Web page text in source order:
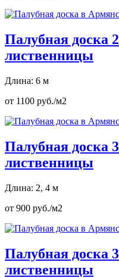
Палубная доска
лиственницы
Длина: 6 м
от 1100 руб./м2
Палубная доска
лиственницы
Длина: 2, 4 м
от 900 руб./м2
Палубная доска
лиственницы